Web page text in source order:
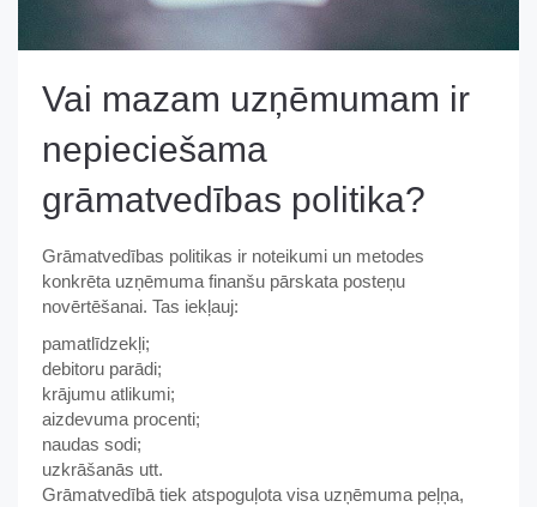
Vai mazam uzņēmumam ir
nepieciešama
grāmatvedības politika?
Grāmatvedības politikas ir noteikumi un metodes
konkrēta uzņēmuma finanšu pārskata posteņu
novērtēšanai. Tas iekļauj:
pamatlīdzekļi;
debitoru parādi;
krājumu atlikumi;
aizdevuma procenti;
naudas sodi;
uzkrāšanās utt.
Grāmatvedībā tiek atspoguļota visa uzņēmuma peļņa,